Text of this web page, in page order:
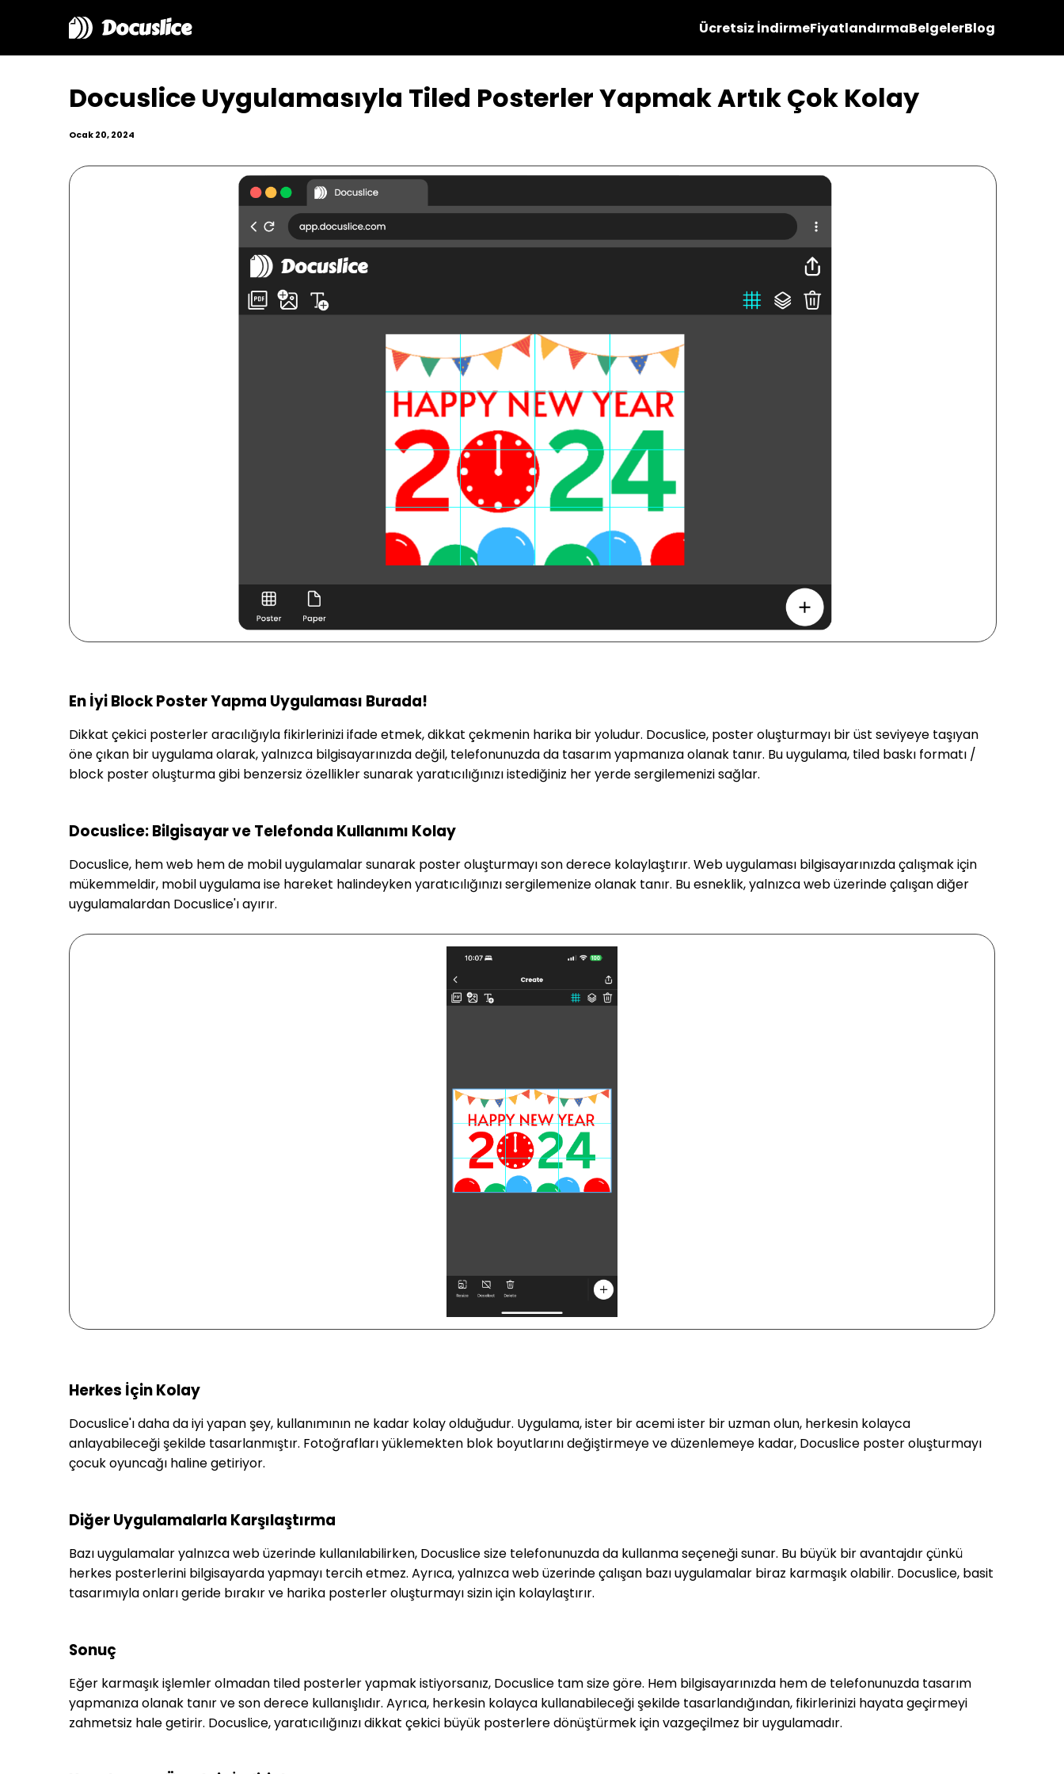
Docuslice Ücretsiz İndirmeFiyatlandırmaBelgelerBlog
Docuslice Uygulamasıyla Tiled Posterler Yapmak Artık Çok Kolay
Ocak 20, 2024
En İyi Block Poster Yapma Uygulaması Burada!
Dikkat çekici posterler aracılığıyla fikirlerinizi ifade etmek, dikkat çekmenin harika bir yoludur. Docuslice, poster oluşturmayı bir üst seviyeye taşıyan
öne çıkan bir uygulama olarak, yalnızca bilgisayarınızda değil, telefonunuzda da tasarım yapmanıza olanak tanır. Bu uygulama, tiled baskı formatı /
block poster oluşturma gibi benzersiz özellikler sunarak yaratıcılığınızı istediğiniz her yerde sergilemenizi sağlar.
Docuslice: Bilgisayar ve Telefonda Kullanımı Kolay
Docuslice, hem web hem de mobil uygulamalar sunarak poster oluşturmayı son derece kolaylaştırır. Web uygulaması bilgisayarınızda çalışmak için
mükemmeldir, mobil uygulama ise hareket halindeyken yaratıcılığınızı sergilemenize olanak tanır. Bu esneklik, yalnızca web üzerinde çalışan diğer
uygulamalardan Docuslice'ı ayırır.
Herkes İçin Kolay
Docuslice'ı daha da iyi yapan şey, kullanımının ne kadar kolay olduğudur. Uygulama, ister bir acemi ister bir uzman olun, herkesin kolayca
anlayabileceği şekilde tasarlanmıştır. Fotoğrafları yüklemekten blok boyutlarını değiştirmeye ve düzenlemeye kadar, Docuslice poster oluşturmayı
çocuk oyuncağı haline getiriyor.
Diğer Uygulamalarla Karşılaştırma
Bazı uygulamalar yalnızca web üzerinde kullanılabilirken, Docuslice size telefonunuzda da kullanma seçeneği sunar. Bu büyük bir avantajdır çünkü
herkes posterlerini bilgisayarda yapmayı tercih etmez. Ayrıca, yalnızca web üzerinde çalışan bazı uygulamalar biraz karmaşık olabilir. Docuslice, basit
tasarımıyla onları geride bırakır ve harika posterler oluşturmayı sizin için kolaylaştırır.
Sonuç
Eğer karmaşık işlemler olmadan tiled posterler yapmak istiyorsanız, Docuslice tam size göre. Hem bilgisayarınızda hem de telefonunuzda tasarım
yapmanıza olanak tanır ve son derece kullanışlıdır. Ayrıca, herkesin kolayca kullanabileceği şekilde tasarlandığından, fikirlerinizi hayata geçirmeyi
zahmetsiz hale getirir. Docuslice, yaratıcılığınızı dikkat çekici büyük posterlere dönüştürmek için vazgeçilmez bir uygulamadır.